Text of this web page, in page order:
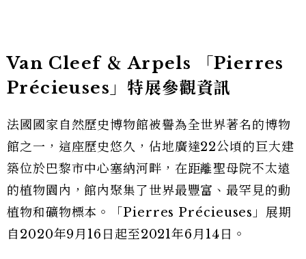
Van Cleef ＆ Arpels 「Pierres
Précieuses」特展參觀資訊
法國國家自然歷史博物館被譽為全世界著名的博物
館之一，這座歷史悠久，佔地廣達22公頃的巨大建
築位於巴黎市中心塞納河畔，在距離聖母院不太遠
的植物園內，館內聚集了世界最豐富、最罕見的動
植物和礦物標本。「Pierres Précieuses」展期
自2020年9月16日起至2021年6月14日。